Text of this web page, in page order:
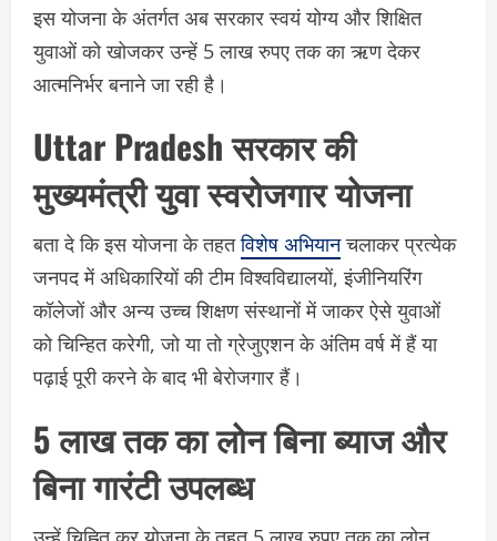
इस योजना के अंतर्गत अब सरकार स्वयं योग्य और शिक्षित
युवाओं को खोजकर उन्हें 5 लाख रुपए तक का ऋण देकर
आत्मनिर्भर बनाने जा रही है।
Uttar Pradesh सरकार की
मुख्यमंत्री युवा स्वरोजगार योजना
बता दे कि इस योजना के तहतविशेष अभियानचलाकर प्रत्येक
जनपद में अधिकारियों की टीम विश्वविद्यालयों, इंजीनियरिंग
कॉलेजों और अन्य उच्च शिक्षण संस्थानों में जाकर ऐसे युवाओं
को चिन्हित करेगी, जो या तो ग्रेजुएशन के अंतिम वर्ष में हैं या
पढ़ाई पूरी करने के बाद भी बेरोजगार हैं।
5 लाख तक का लोन बिना ब्याज और
बिना गारंटी उपलब्ध